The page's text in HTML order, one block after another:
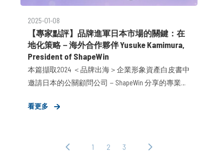
2025-01-08
【專家點評】品牌進軍日本市場的關鍵：在
地化策略－海外合作夥伴 Yusuke Kamimura​,
President​ of ShapeWin
本篇擷取2024 ＜品牌出海＞企業形象資產白皮書中
邀請日本的公關顧問公司－ShapeWin 分享的專業觀
功關鍵，以及在地公關顧問的角色與影響力。
100 million, it is a massive market. Unlike multicultural
看更多
‹ 上
1 2 3
下